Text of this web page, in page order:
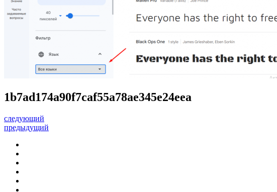
1b7ad174a90f7caf55a78ae345e24eea
следующий
предыдущий